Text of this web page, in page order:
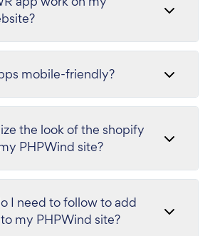
mobile-friendly?
the look of the shopify
PHPWind site?
I need to follow to add
my PHPWind site?